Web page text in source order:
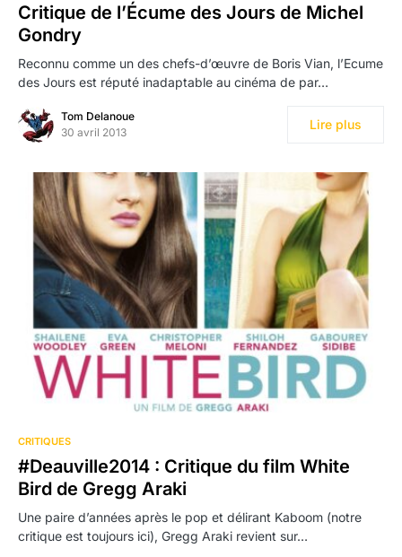
Critique de l’Écume des Jours de Michel
Gondry
Reconnu comme un des chefs-d’œuvre de Boris Vian, l’Ecume
des Jours est réputé inadaptable au cinéma de par…
Tom Delanoue
30 avril 2013
Lire plus
CRITIQUES
#Deauville2014 : Critique du film White
Bird de Gregg Araki
Une paire d’années après le pop et délirant Kaboom (notre
critique est toujours ici), Gregg Araki revient sur…